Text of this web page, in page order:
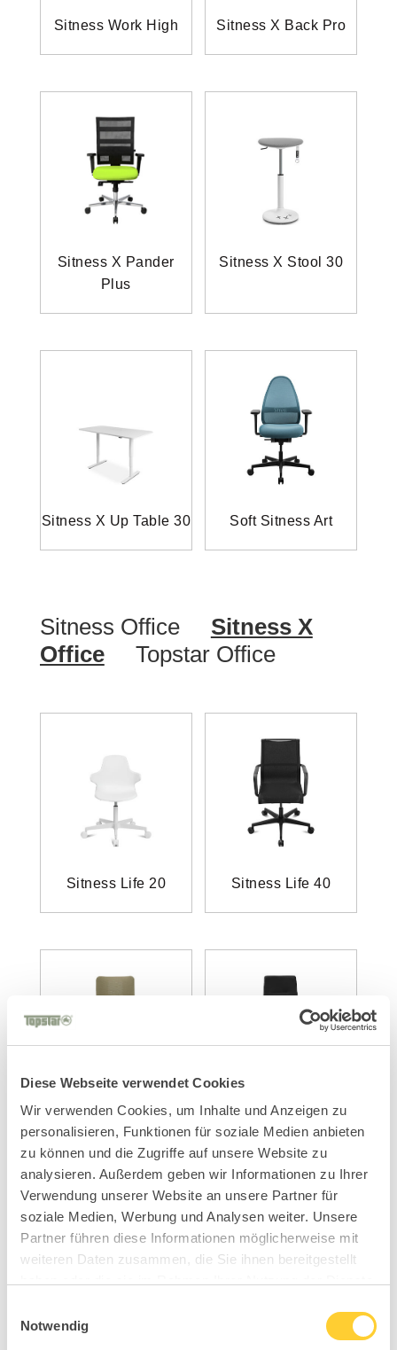
Diese Webseite verwendet Cookies
Wir verwenden Cookies, um Inhalte und Anzeigen zu
personalisieren, Funktionen für soziale Medien anbieten
zu können und die Zugriffe auf unsere Website zu
analysieren. Außerdem geben wir Informationen zu Ihrer
Verwendung unserer Website an unsere Partner für
soziale Medien, Werbung und Analysen weiter. Unsere
Partner führen diese Informationen möglicherweise mit
weiteren Daten zusammen, die Sie ihnen bereitgestellt
Notwendig
Sitness Work High Sitness X Back Pro
Sitness X Pander
Plus
Sitness X Stool 30
Sitness X Up Table 30 Soft Sitness Art
Sitness Office
Sitness X
Office
Topstar Office
Sitness Life 20 Sitness Life 40
Sitness Life 50 Sitness Life 60